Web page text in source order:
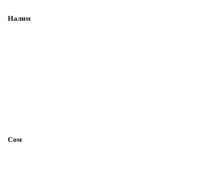
Налим
Сом